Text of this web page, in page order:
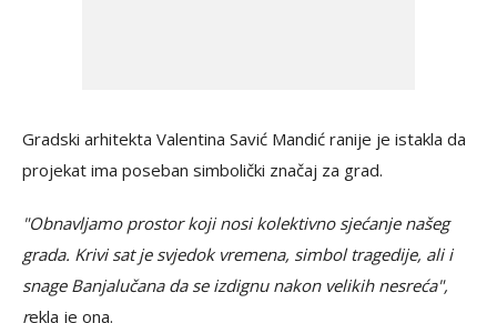
Gradski arhitekta Valentina Savić Mandić ranije je istakla da
projekat ima poseban simbolički značaj za grad.
"Obnavljamo prostor koji nosi kolektivno sjećanje našeg
grada. Krivi sat je svjedok vremena, simbol tragedije, ali i
snage Banjalučana da se izdignu nakon velikih nesreća",
rekla je ona.